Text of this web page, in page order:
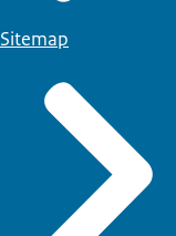
Sitemap